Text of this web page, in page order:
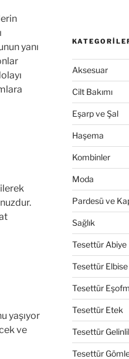
yanı
yaşıyor
ve
Aksesuar
Cilt Bakımı
Eşarp ve Şal
Haşema
Kombinler
Moda
Pardesü ve
Sağlık
Tesettür Abiye
Tesettür Elbise
Tesettür
Tesettür Etek
Tesettür
Tesettür